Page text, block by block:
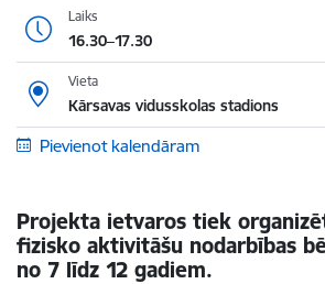
Laiks
16.30–17.30
Vieta
Kārsavas vidusskolas stadions
Pievienot kalendāram
Projekta ietvaros tiek
fizisko aktivitāšu nodarbības
no 7 līdz 12 gadiem.